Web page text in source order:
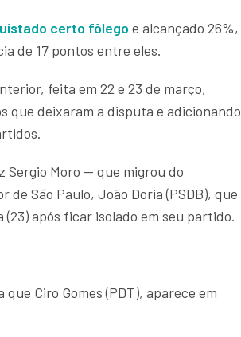
certo fôlego e alcançado 26%,
de 17 pontos entre eles.
feita em 22 e 23 de março,
deixaram a disputa e adicionando
Sergio Moro — que migrou do
São Paulo, João Doria (PSDB), que
após ficar isolado em seu partido.
Ciro Gomes (PDT), aparece em